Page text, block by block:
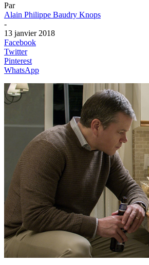
Par
Alain Philippe Baudry Knops
-
13 janvier 2018
Facebook
Twitter
Pinterest
WhatsApp